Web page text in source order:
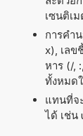
เซนติเ
การคำ
x), เลข
หาร (/,
ทั้งหมด
แทนที่จ
ได้ เช่น